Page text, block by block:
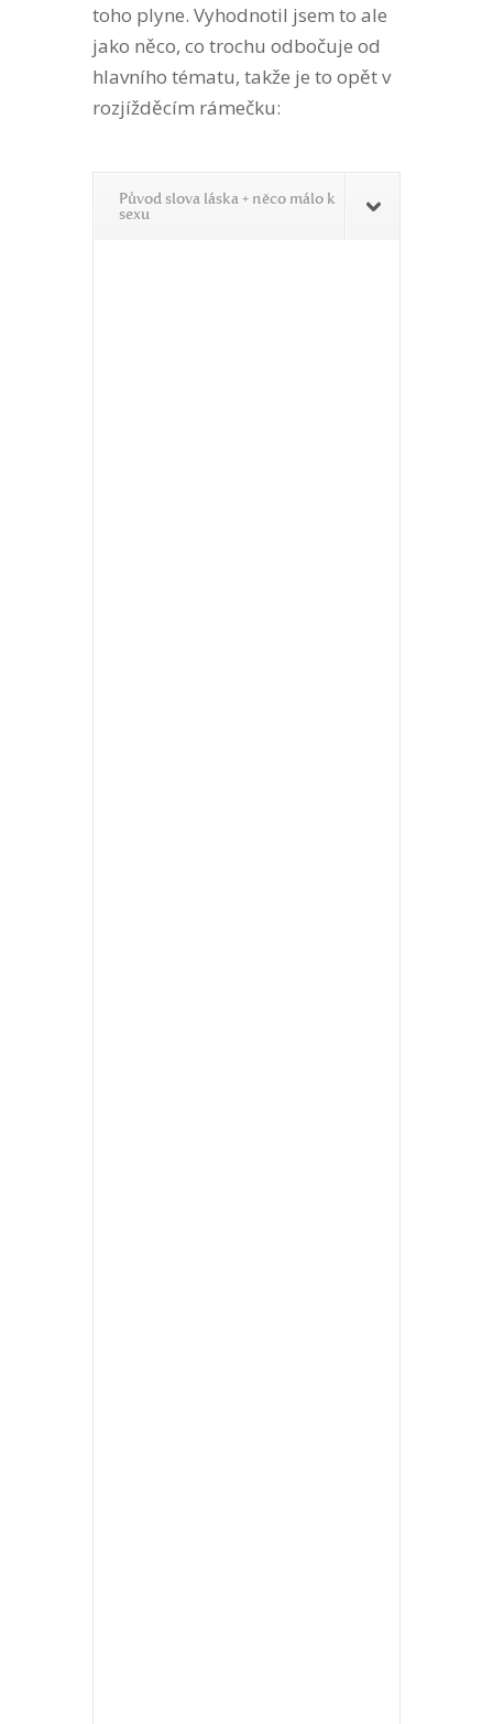
toho plyne. Vyhodnotil jsem to ale
jako něco, co trochu odbočuje od
hlavního tématu, takže je to opět v
rozjížděcím rámečku:
Původ slova láska + něco málo k
sexu